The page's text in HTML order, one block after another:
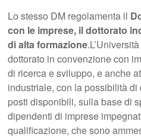
Lo stesso DM regolamenta il
con le imprese, il dottorato
di alta formazione
dottorato in convenzione con
di ricerca e sviluppo, e anche
industriale, con la possibilità
posti disponibili, sulla base di
dipendenti di imprese
qualificazione, che sono